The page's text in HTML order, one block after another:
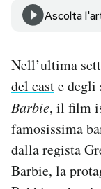
SHOP
AREA
Area
Newsletter
Notifiche
Ascolta
Nell’ultima
del caste degli
Barbie, il film
famosissima
dalla regista
Barbie, la